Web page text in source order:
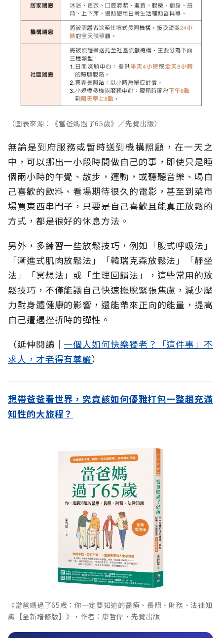
（圖表來源：《當爸媽過了65歲》／先覺出版）
無論是到府服務或暫時送到機構照顧，在一天之
中，可以挪出一小段時間做自己的事，即使只是睡
個兩小時的午覺、散步，運動，或聽聽音樂、喝自
己喜歡的飲料、看場期待很久的電影，甚至到菜市
場買東西串門子，只要是自己喜歡且能真正放鬆的
方式，都是很好的休息方法。
另外，多練習一些放鬆技巧，例如「腹式呼吸法」
「漸進式肌肉放鬆法」「韓瑞克森放鬆法」「靜坐
法」「冥想法」或「生理回饋法」，這些常用的放
鬆技巧，不僅能讓自己快速擺脫緊張焦慮，減少壓
力對身體健康的影響，還能帶來正向的能量，提高
自己遭遇挫折時的彈性。
（延伸閱讀│一個人如何快樂獨老？「這件事」不
求人，才老得有尊嚴）
想帶爸爸看世界，究竟該如何優雅打包一整趟充滿
知性的大旅程？
《當爸媽過了65歲：你一定要知道的醫療、長照、財務、法律知
識【全新增修版】》，作者：康哲偉，先覺出版